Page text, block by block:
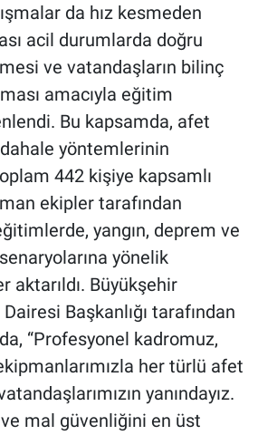
da hız kesmeden
acil durumlarda doğru
ve vatandaşların bilinç
amacıyla eğitim
Bu kapsamda, afet
yöntemlerinin
442 kişiye kapsamlı
ekipler tarafından
yangın, deprem ve
yönelik
aktarıldı. Büyükşehir
Başkanlığı tarafından
“Profesyonel kadromuz,
her türlü afet
yanındayız.
mal güvenliğini en üst